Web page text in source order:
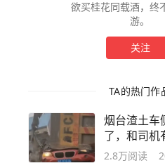
欲买桂花同载酒，终
游。
关注
TA的热门作
烟台渣土车
了，和司机
频太清楚了
2.8万阅读